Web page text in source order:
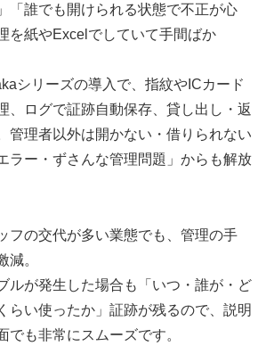
「誰でも開けられる状態で不正が心
を紙やExcelでしていて手間ばか
シリーズの導入で、指紋やICカード
ログで証跡自動保存、貸し出し・返
管理者以外は開かない・借りられない
ラー・ずさんな管理問題」からも解放
フの交代が多い業態でも、管理の手
減。
ルが発生した場合も「いつ・誰が・ど
らい使ったか」証跡が残るので、説明
でも非常にスムーズです。